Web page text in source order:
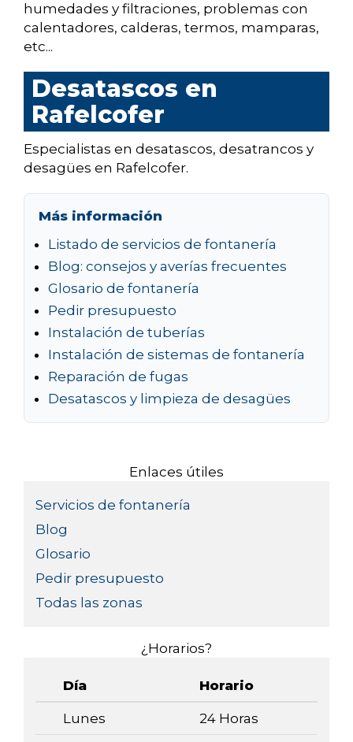
humedades y filtraciones, problemas con
calentadores, calderas, termos, mamparas,
etc...
Desatascos en
Rafelcofer
Especialistas en desatascos, desatrancos y
desagües en Rafelcofer.
Más información
Listado de servicios de fontanería
Blog: consejos y averías frecuentes
Glosario de fontanería
Pedir presupuesto
Instalación de tuberías
Instalación de sistemas de fontanería
Reparación de fugas
Desatascos y limpieza de desagües
Enlaces útiles
Servicios de fontanería
Blog
Glosario
Pedir presupuesto
Todas las zonas
¿Horarios?
Día Horario
Lunes 24 Horas